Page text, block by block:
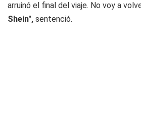
arruinó el final del viaje. No voy a
Shein", sentenció.